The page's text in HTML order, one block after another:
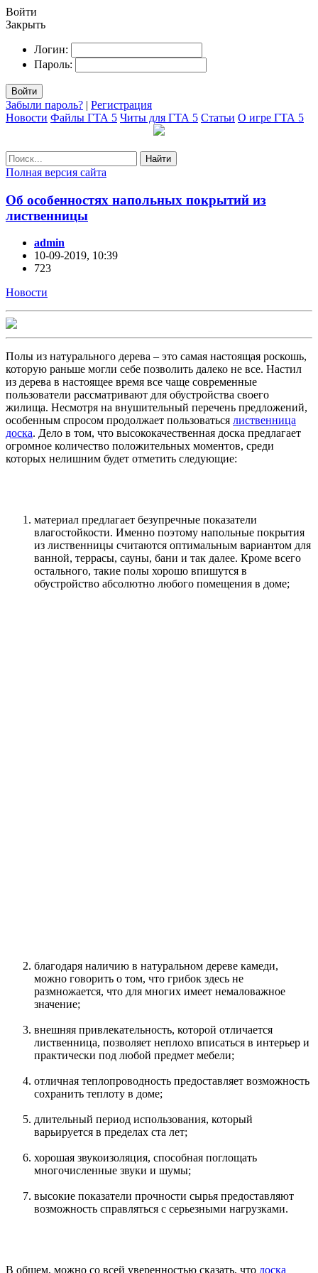
Войти
Закрыть
Логин:
Пароль:
Войти
Забыли пароль? | Регистрация
Новости Файлы ГТА 5 Читы для ГТА 5 Статьи О игре ГТА 5
Найти
Полная версия сайта
Об особенностях напольных покрытий из
лиственницы
admin
10-09-2019, 10:39
723
Новости
Полы из натурального дерева – это самая настоящая роскошь,
которую раньше могли себе позволить далеко не все. Настил
из дерева в настоящее время все чаще современные
пользователи рассматривают для обустройства своего
жилища. Несмотря на внушительный перечень предложений,
особенным спросом продолжает пользоваться лиственница
доска. Дело в том, что высококачественная доска предлагает
огромное количество положительных моментов, среди
которых нелишним будет отметить следующие:
материал предлагает безупречные показатели
влагостойкости. Именно поэтому напольные покрытия
из лиственницы считаются оптимальным вариантом для
ванной, террасы, сауны, бани и так далее. Кроме всего
остального, такие полы хорошо впишутся в
обустройство абсолютно любого помещения в доме;
благодаря наличию в натуральном дереве камеди,
можно говорить о том, что грибок здесь не
размножается, что для многих имеет немаловажное
значение;
внешняя привлекательность, которой отличается
лиственница, позволяет неплохо вписаться в интерьер и
практически под любой предмет мебели;
отличная теплопроводность предоставляет возможность
сохранить теплоту в доме;
длительный период использования, который
варьируется в пределах ста лет;
хорошая звукоизоляция, способная поглощать
многочисленные звуки и шумы;
высокие показатели прочности сырья предоставляют
возможность справляться с серьезными нагрузками.
В общем, можно со всей уверенностью сказать, что доска